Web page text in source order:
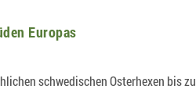
Europas
schwedischen Osterhexen bis zu